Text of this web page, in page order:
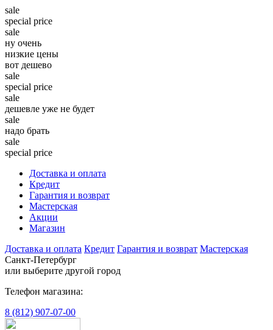
sale
special price
sale
ну очень
низкие цены
вот дешево
sale
special price
sale
дешевле уже не будет
sale
надо брать
sale
special price
Доставка и оплата
Кредит
Гарантия и возврат
Мастерская
Акции
Магазин
Доставка и оплата Кредит Гарантия и возврат Мастерская
Санкт-Петербург
или выберите другой город
Телефон магазина:
8 (812) 907-07-00